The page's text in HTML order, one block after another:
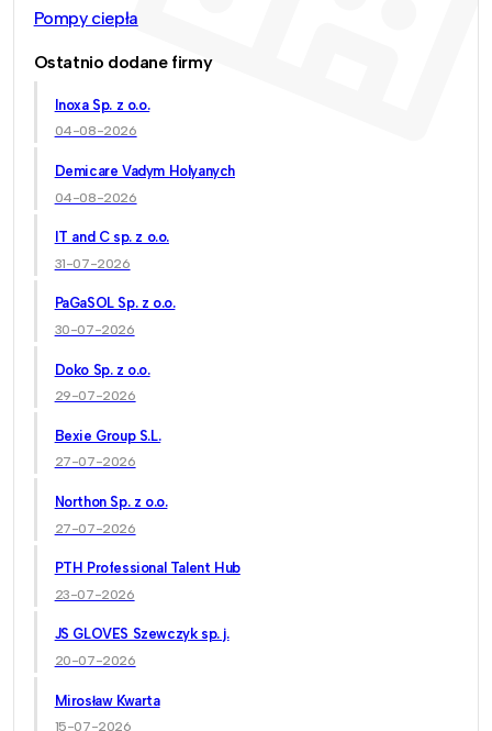
Pompy ciepła
Ostatnio dodane firmy
Inoxa Sp. z o.o.
04-08-2026
Demicare Vadym Holyanych
04-08-2026
IT and C sp. z o.o.
31-07-2026
PaGaSOL Sp. z o.o.
30-07-2026
Doko Sp. z o.o.
29-07-2026
Bexie Group S.L.
27-07-2026
Northon Sp. z o.o.
27-07-2026
PTH Professional Talent Hub
23-07-2026
JS GLOVES Szewczyk sp. j.
20-07-2026
Mirosław Kwarta
15-07-2026